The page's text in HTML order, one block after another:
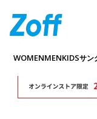
WOMENMENKIDSサン